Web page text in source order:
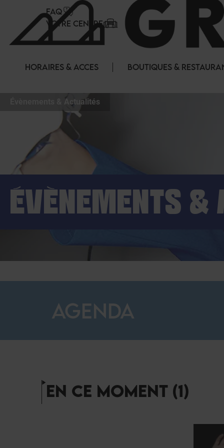
FAQ
VOTRE CENTRE
HORAIRES & ACCES BOUTIQUES &
Évènements & Actualités
ÉVÈNEMENTS &
AGENDA
EN CE MOMENT (1)
Panneau de gestion des cookies